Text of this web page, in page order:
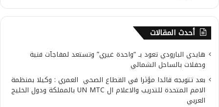
أحدث المقالات
هايدي البارودي تعود بـ “واحدة غيري” وتستعد لمفاجآت فنية
وحفلات بالساحل الشمالي
بعد تتويجه قائدا مؤثرا في القطاع الصحي العمري : وكيلا بمنظمة
الامم المتحدة للتدريب والاعلام ال UN MTC بالمملكة ودول الخليج
العربي